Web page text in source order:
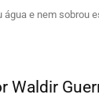
e nem sobrou
Waldir